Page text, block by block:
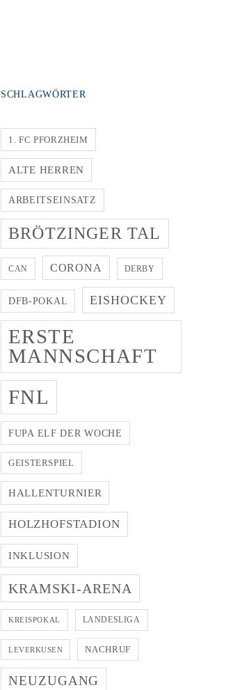
SCHLAGWÖRTER
1. FC PFORZHEIM
ALTE HERREN
ARBEITSEINSATZ
BRÖTZINGER TAL
CAN CORONA DERBY
DFB-POKAL EISHOCKEY
ERSTE
MANNSCHAFT
FNL
FUPA ELF DER WOCHE
GEISTERSPIEL
HALLENTURNIER
HOLZHOFSTADION
INKLUSION
KRAMSKI-ARENA
KREISPOKAL LANDESLIGA
LEVERKUSEN NACHRUF
NEUZUGANG